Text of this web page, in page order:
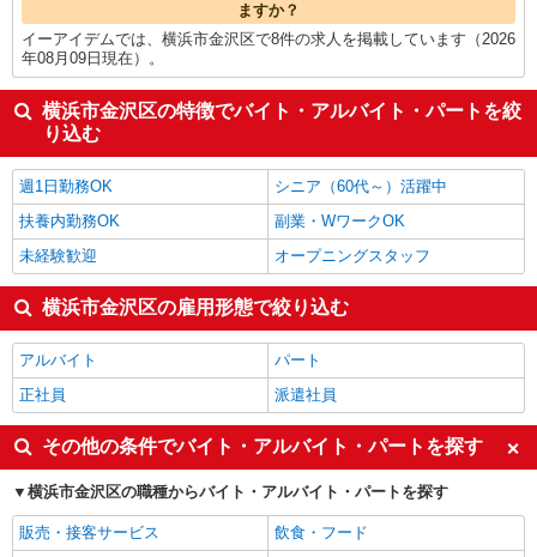
ますか？
イーアイデムでは、横浜市金沢区で8件の求人を掲載しています（2026
年08月09日現在）。
横浜市金沢区の特徴でバイト・アルバイト・パートを絞
り込む
週1日勤務OK
シニア（60代～）活躍中
扶養内勤務OK
副業・WワークOK
未経験歓迎
オープニングスタッフ
横浜市金沢区の雇用形態で絞り込む
アルバイト
パート
正社員
派遣社員
その他の条件でバイト・アルバイト・パートを探す
横浜市金沢区の職種からバイト・アルバイト・パートを探す
販売・接客サービス
飲食・フード